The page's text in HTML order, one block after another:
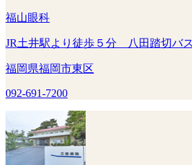
福山眼科
JR土井駅より徒歩５分 八田踏切バ
福岡県福岡市東区
092-691-7200